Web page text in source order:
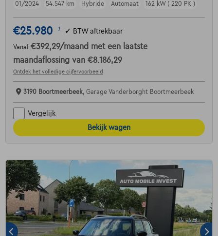
01/2024
54.547 km Hybride Automaat 162 kW ( 220 PK )
€25.980 1 ✓ BTW aftrekbaar
Vanaf €392,29/maand met een laatste
maandaflossing van €8.186,29
Ontdek het volledige cijfervoorbeeld
3190 Boortmeerbeek, Garage Vanderborght Boortmeerbeek
Vergelijk
Bekijk wagen